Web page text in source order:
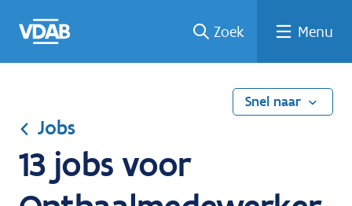
naar
een
een
job
naar
Zoek Menu
Snel naar
Jobs
13 jobs voor